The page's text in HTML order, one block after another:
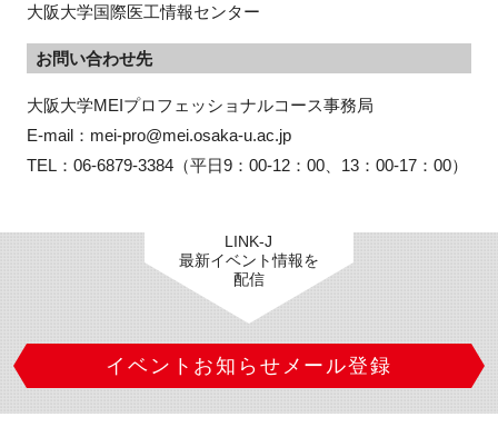
大阪大学国際医工情報センター
お問い合わせ先
大阪大学MEIプロフェッショナルコース事務局
E-mail：mei-pro@mei.osaka-u.ac.jp
TEL：06-6879-3384（平日9：00-12：00、13：00-17：00）
LINK-J
最新イベント情報を
配信
イベントお知らせメール登録